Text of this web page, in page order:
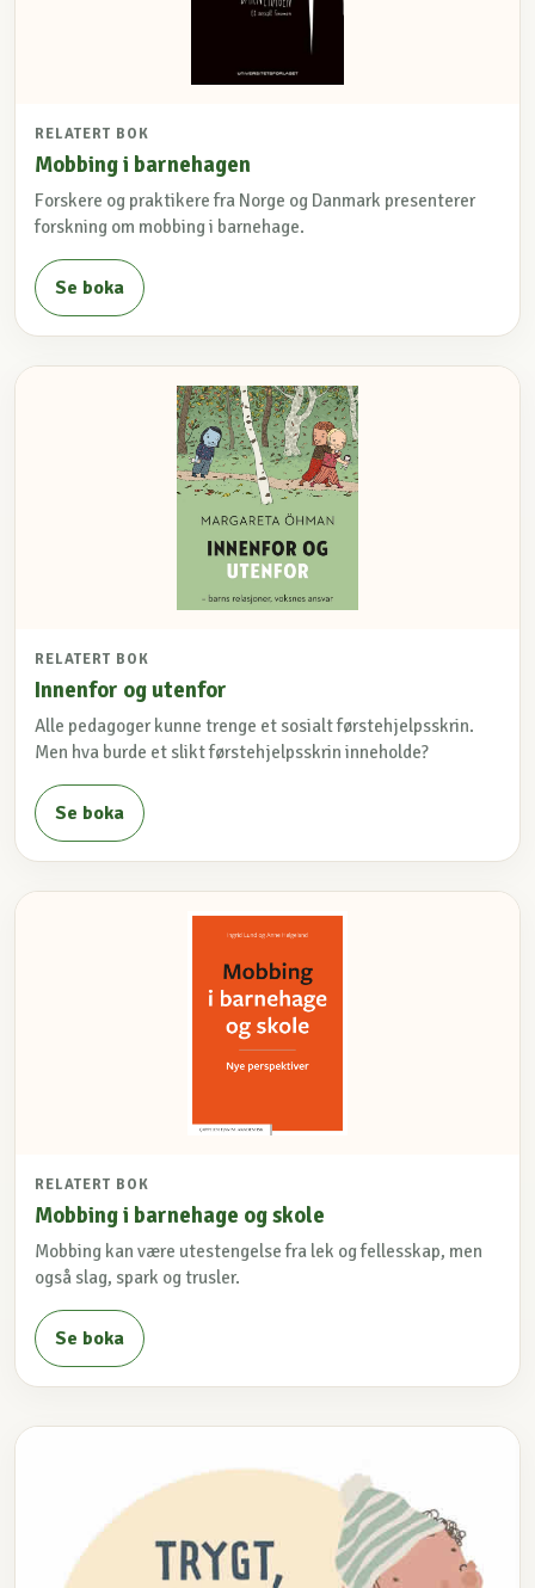
RELATERT BOK
Mobbing i barnehagen
Forskere og praktikere fra Norge og Danmark presenterer
forskning om mobbing i barnehage.
Se boka
RELATERT BOK
Innenfor og utenfor
Alle pedagoger kunne trenge et sosialt førstehjelpsskrin.
Men hva burde et slikt førstehjelpsskrin inneholde?
Se boka
RELATERT BOK
Mobbing i barnehage og skole
Mobbing kan være utestengelse fra lek og fellesskap, men
også slag, spark og trusler.
Se boka